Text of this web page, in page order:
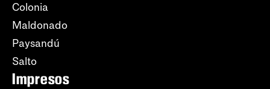
Colonia
Maldonado
Paysandú
Salto
Impresos